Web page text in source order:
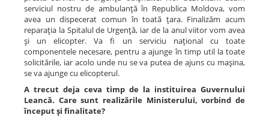
serviciul nostru de ambulanţă în Republica Moldova, vom
avea un dispecerat comun în toată ţara. Finalizăm acum
reparaţia la Spitalul de Urgenţă, iar de la anul viitor vom avea
şi un elicopter. Va fi un serviciu naţional cu toate
componentele necesare, pentru a ajunge în timp util la toate
solicitările, iar acolo unde nu se va putea de ajuns cu maşina,
se va ajunge cu elicopterul.
A trecut deja ceva timp de la instituirea Guvernului
Leancă. Care sunt realizările Ministerului, vorbind de
început şi finalitate?